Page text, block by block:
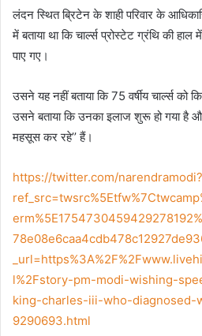
लंदन स्थित ब्रिटेन के शाही परिवार के
में बताया था कि चार्ल्स प्रोस्टेट ग्रंथि की
पाए गए।
उसने यह नहीं बताया कि 75 वर्षीय चार्ल्स
उसने बताया कि उनका इलाज शुरू हो गया है
महसूस कर रहे’’ हैं।
https://twitter.com/narendramodi?
l%2Fstory-pm-modi-wishing-
king-charles-iii-who-diagnosed-
9290693.html